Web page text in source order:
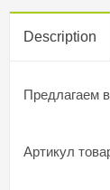
Description
Предлагаем
Артикул